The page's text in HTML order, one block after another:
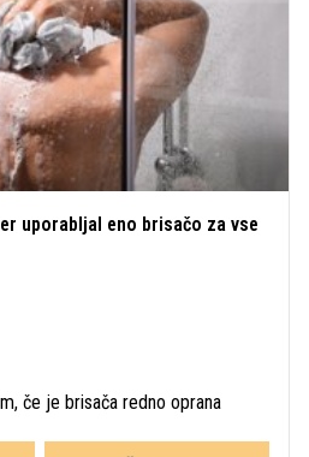
uporabljal eno brisačo za vse
če je brisača redno oprana